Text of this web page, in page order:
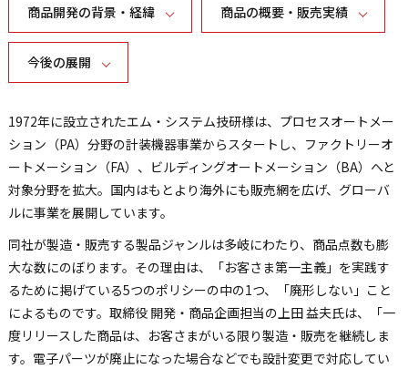
商品開発の背景・経緯 商品の概要・販売実績
今後の展開
1972年に設立されたエム・システム技研様は、プロセスオートメー
ション（PA）分野の計装機器事業からスタートし、ファクトリーオ
ートメーション（FA）、ビルディングオートメーション（BA）へと
対象分野を拡大。国内はもとより海外にも販売網を広げ、グローバ
ルに事業を展開しています。
同社が製造・販売する製品ジャンルは多岐にわたり、商品点数も膨
大な数にのぼります。その理由は、「お客さま第一主義」を実践す
るために掲げている5つのポリシーの中の1つ、「廃形しない」こと
によるものです。取締役 開発・商品企画担当の上田 益夫氏は、「一
度リリースした商品は、お客さまがいる限り製造・販売を継続しま
す。電子パーツが廃止になった場合などでも設計変更で対応してい